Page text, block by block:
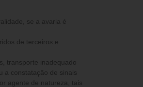
se a avaria é
de terceiros e
transporte inadequado
a constatação de sinais
agente de natureza, tais